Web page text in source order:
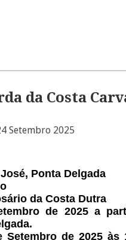
da Costa
Setembro 2025
Ponta Delgada
da Costa Dutra
de 2025 a
Setembro de 2025 às